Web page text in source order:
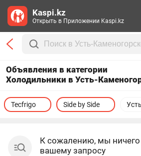
Объявления в категории
Холодильники в Усть-
Tecfrigo Side by Side
К сожалению, мы
вашему запросу
Kaspi.kz
Открыть в Приложении Kaspi.kz